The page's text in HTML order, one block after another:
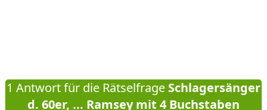
1 Antwort für die Rätselfrage Schlagersänger
d. 60er, ... Ramsey mit 4 Buchstaben